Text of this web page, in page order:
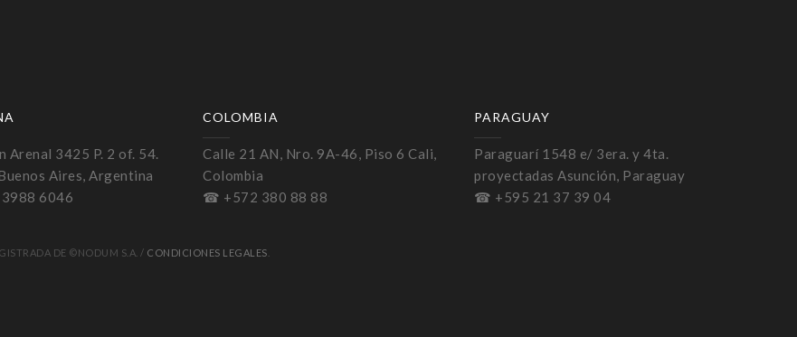
Arenal 3425 P. 2 of. 54.
Aires, Argentina
6046
COLOMBIA
Calle 21 AN, Nro. 9A-46, Piso 6 Cali,
Colombia
☎ +572 380 88 88
PARAGUAY
Paraguarí 1548 e/ 3era. y 4ta.
proyectadas Asunción, Paraguay
☎ +595 21 37 39 04
DE ©NODUM S.A. / CONDICIONES LEGALES